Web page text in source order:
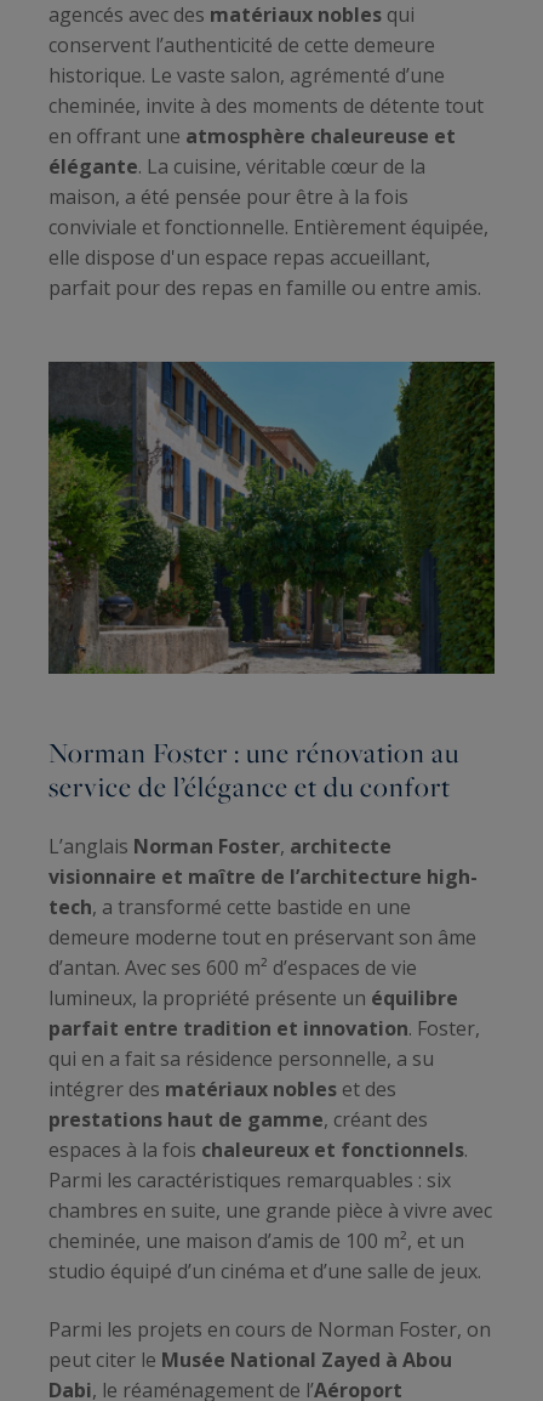
agencés avec des matériaux nobles qui
conservent l’authenticité de cette demeure
historique. Le vaste salon, agrémenté d’une
cheminée, invite à des moments de détente tout
en offrant une atmosphère chaleureuse et
élégante. La cuisine, véritable cœur de la
maison, a été pensée pour être à la fois
conviviale et fonctionnelle. Entièrement équipée,
elle dispose d'un espace repas accueillant,
parfait pour des repas en famille ou entre amis.
Norman Foster : une rénovation au
service de l’élégance et du confort
L’anglais Norman Foster, architecte
visionnaire et maître de l’architecture high-
tech, a transformé cette bastide en une
demeure moderne tout en préservant son âme
d’antan. Avec ses 600 m² d’espaces de vie
lumineux, la propriété présente un équilibre
parfait entre tradition et innovation. Foster,
qui en a fait sa résidence personnelle, a su
intégrer des matériaux nobles et des
prestations haut de gamme, créant des
espaces à la fois chaleureux et fonctionnels.
Parmi les caractéristiques remarquables : six
chambres en suite, une grande pièce à vivre avec
cheminée, une maison d’amis de 100 m², et un
studio équipé d’un cinéma et d’une salle de jeux.
Parmi les projets en cours de Norman Foster, on
peut citer le Musée National Zayed à Abou
Dabi, le réaménagement de l’Aéroport